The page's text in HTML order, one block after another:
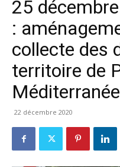
25
:
collecte des
territoire de
22 décembre 2020